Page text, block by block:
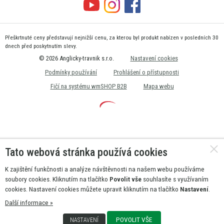
Přeškrtnuté ceny představují nejnižší cenu, za kterou byl produkt nabízen v posledních 30
dnech před poskytnutím slevy.
© 2026 Anglicky-travnik s.r.o.
Nastavení cookies
Podmínky používání
Prohlášení o přístupnosti
Fičí na systému wmSHOP B2B
Mapa webu
Tato webová stránka používá cookies
K zajištění funkčnosti a analýze návštěvnosti na našem webu používáme
soubory cookies. Kliknutím na tlačítko Povolit vše souhlasíte s využívaním
cookies. Nastavení cookies můžete upravit kliknutím na tlačítko Nastavení
Další informace »
NASTAVENÍ POVOLIT VŠE